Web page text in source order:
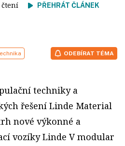
čtení PŘEHRÁT ČLÁNEK
ODEBÍRAT TÉMA
techniky a
řešení Linde Material
nové výkonné a
vozíky Linde V modular